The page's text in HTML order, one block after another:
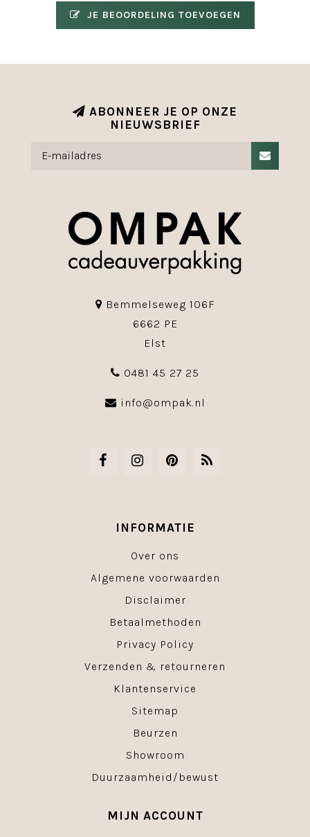
JE BEOORDELING TOEVOEGEN
ABONNEER JE OP ONZE
NIEUWSBRIEF
Bemmelseweg 106F
6662 PE
Elst
0481 45 27 25
info@ompak.nl
INFORMATIE
Over ons
Algemene voorwaarden
Disclaimer
Betaalmethoden
Privacy Policy
Verzenden & retourneren
Klantenservice
Sitemap
Beurzen
Showroom
Duurzaamheid/bewust
MIJN ACCOUNT